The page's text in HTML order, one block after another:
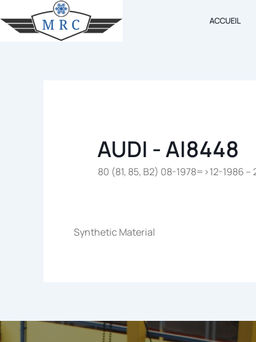
au
ACCUEIL
AUDI - AI8448
80 (81, 85, B2) 08-1978=>12-1986
Synthetic Material